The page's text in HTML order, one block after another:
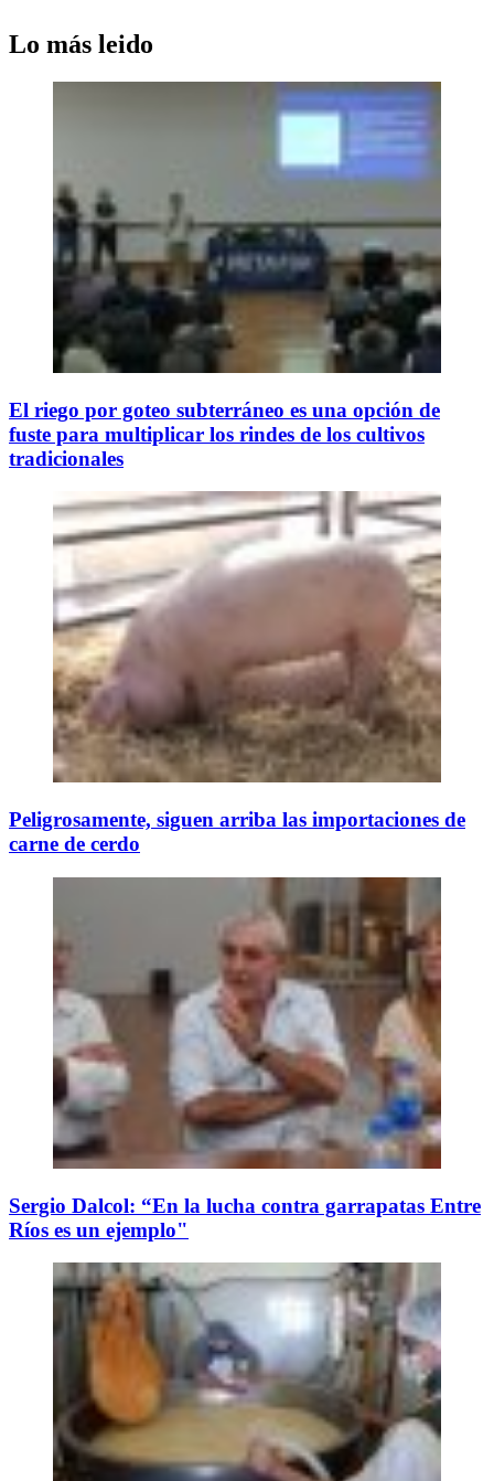
Lo más leido
El riego por goteo subterráneo es una opción de
fuste para multiplicar los rindes de los cultivos
tradicionales
Peligrosamente, siguen arriba las importaciones de
carne de cerdo
Sergio Dalcol: “En la lucha contra garrapatas Entre
Ríos es un ejemplo"